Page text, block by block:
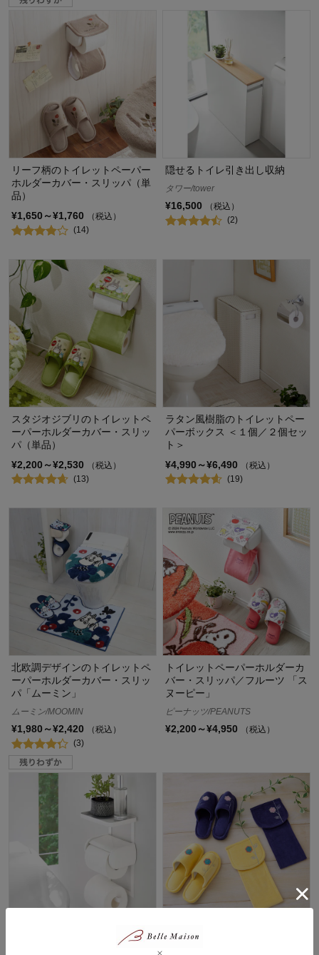
リーフ柄のトイレットペーパー
ホルダーカバー・スリッパ（単
品）
¥1,650～¥1,760
（税込）
(14)
隠せるトイレ引き出し収納
タワー/tower
¥16,500
（税込）
(2)
スタジオジブリのトイレットペ
ーパーホルダーカバー・スリッ
パ（単品）
¥2,200～¥2,530
（税込）
(13)
ラタン風樹脂のトイレットペー
パーボックス ＜１個／２個セッ
ト＞
¥4,990～¥6,490
（税込）
(19)
北欧調デザインのトイレットペ
ーパーホルダーカバー・スリッ
パ「ムーミン」
ムーミン/MOOMIN
¥1,980～¥2,420
（税込）
(3)
トイレットペーパーホルダーカ
バー・スリッパ／フルーツ 「ス
ヌーピー」
ピーナッツ/PEANUTS
¥2,200～¥4,950 （税込）
トイレットペーパーホルダー上
トイレットペーパーホルダーカ